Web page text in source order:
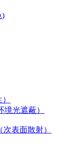
)
境光遮蔽）
次表面散射）